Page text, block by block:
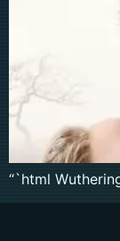
“`html